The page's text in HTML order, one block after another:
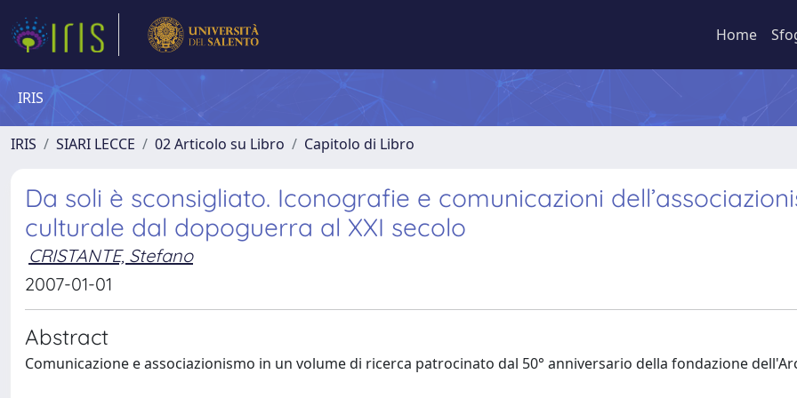
Home
IRIS
IRIS SIARI LECCE 02 Articolo su Libro Capitolo di Libro
Da soli è sconsigliato. Iconografie e comunicazioni
culturale dal dopoguerra al XXI secolo
CRISTANTE, Stefano
2007-01-01
Abstract
Comunicazione e associazionismo in un volume di ricerca patrocinato dal 50° anniversario della fondazione